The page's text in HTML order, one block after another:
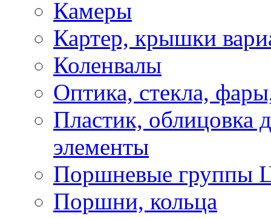
Камеры
Картер, крышки
Коленвалы
Оптика, стекла,
Пластик, облицовка
элементы
Поршневые группы
Поршни, кольца